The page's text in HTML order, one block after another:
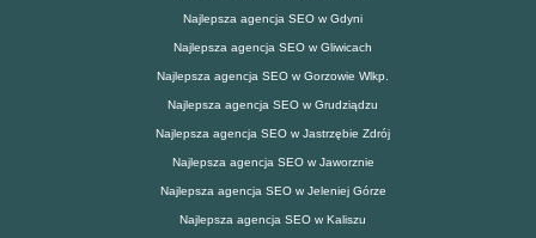
Najlepsza agencja SEO w Gdyni
Najlepsza agencja SEO w Gliwicach
Najlepsza agencja SEO w Gorzowie Wlkp.
Najlepsza agencja SEO w Grudziądzu
Najlepsza agencja SEO w Jastrzębie Zdrój
Najlepsza agencja SEO w Jaworznie
Najlepsza agencja SEO w Jeleniej Górze
Najlepsza agencja SEO w Kaliszu